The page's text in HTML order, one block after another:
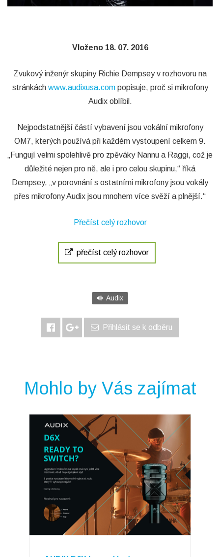
Vloženo 18. 07. 2016
Zvukový inženýr skupiny Richie Dempsey v rozhovoru na
stránkách www.audixusa.compopisuje, proč si mikrofony
Audix oblíbil.
Nejpodstatnější částí vybavení jsou vokální mikrofony
OM7, kterých používá při každém vystoupení celkem 9.
„Fungují velmi spolehlivě pro zpěváky Nannu a Raggi, což je
důležité nejen pro ně, ale i pro celou skupinu,“ říká
Dempsey, „v porovnání s ostatními mikrofony jsou vokály
přes mikrofony Audix jsou mnohem více svěží a plnější.“
Přečíst celý rozhovor
přečíst celý rozhovor
Audix
Přihlásit se k odběru
Mohlo by Vás zajímat